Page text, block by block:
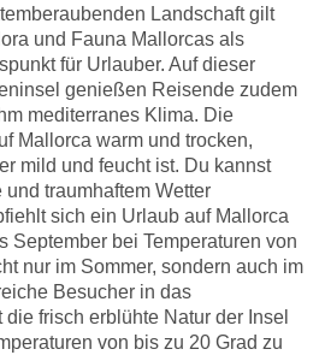
Landschaft gilt
und Fauna Mallorcas als
für Urlauber. Auf dieser
genießen Reisende zudem
mediterranes Klima. Die
Mallorca warm und trocken,
mild und feucht ist. Du kannst
traumhaftem Wetter
sich ein Urlaub auf Mallorca
September bei Temperaturen von
nur im Sommer, sondern auch im
Besucher in das
die frisch erblühte Natur der Insel
von bis zu 20 Grad zu